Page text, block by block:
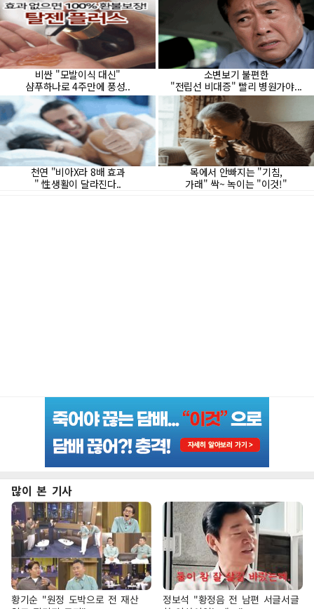
많이 본 기사
황기순 "원정 도박으로 전 재산
정보석 "황정음 전 남편 서글서글